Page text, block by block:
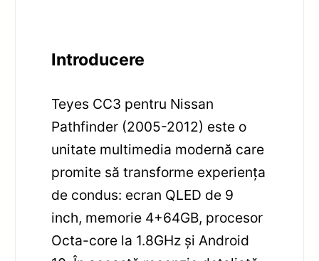
Introducere
Teyes CC3 pentru Nissan
Pathfinder (2005-2012) este o
unitate multimedia modernă care
promite să transforme experiența
de condus: ecran QLED de 9
inch, memorie 4+64GB, procesor
Octa-core la 1.8GHz și Android